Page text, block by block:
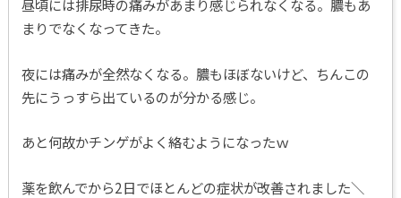
昼頃には排尿時の痛みがあまり感じられなくなる。膿もあ
まりでなくなってきた。
夜には痛みが全然なくなる。膿もほぼないけど、ちんこの
先にうっすら出ているのが分かる感じ。
あと何故かチンゲがよく絡むようになったｗ
薬を飲んでから2日でほとんどの症状が改善されました＼